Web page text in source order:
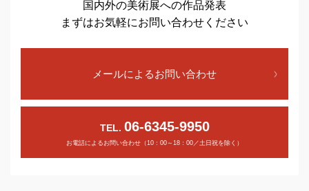
国内外の美術展への作品発表
まずはお気軽にお問い合わせください
メールによるお問い合わせ
TEL. 06-6345-9950
お電話によるお問い合わせ（10：00～18：00／土日祝を除く）